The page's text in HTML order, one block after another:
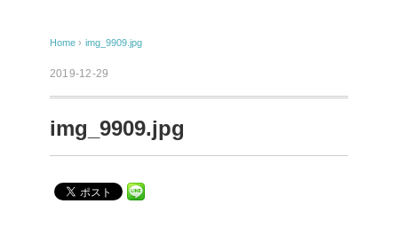
Home › img_9909.jpg
2019-12-29
img_9909.jpg